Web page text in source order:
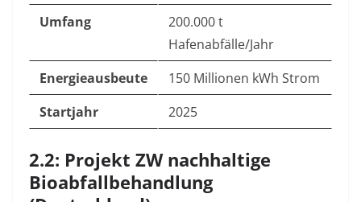
Umfang
200.000 t
Hafenabfälle/Jahr
Energieausbeute
150 Millionen kWh Strom
Startjahr
2025
2.2: Projekt ZW nachhaltige
Bioabfallbehandlung